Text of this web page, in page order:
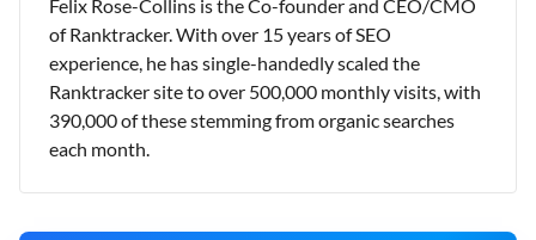
Felix Rose-Collins is the Co-founder and CEO/CMO
of Ranktracker. With over 15 years of SEO
experience, he has single-handedly scaled the
Ranktracker site to over 500,000 monthly visits, with
390,000 of these stemming from organic searches
each month.